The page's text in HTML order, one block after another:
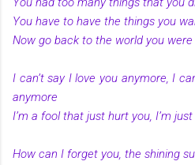
You have to have the things you
Now go back to the world you were
I can’t say I love you anymore, I
anymore
I’m a fool that just hurt you, I’m
How can I forget you, the shining